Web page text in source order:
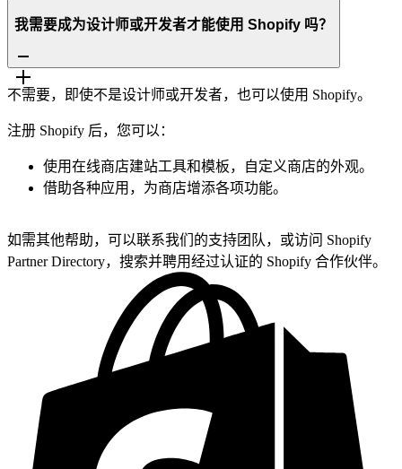
我需要成为设计师或开发者才能使用 Shopify 吗？
不需要，即使不是设计师或开发者，也可以使用 Shopify。
注册 Shopify 后，您可以：
使用在线商店建站工具和模板，自定义商店的外观。
借助各种应用，为商店增添各项功能。
如需其他帮助，可以联系我们的支持团队，或访问 Shopify
Partner Directory，搜索并聘用经过认证的 Shopify 合作伙伴。